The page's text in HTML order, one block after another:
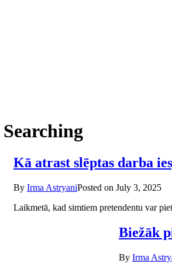
Kā atrast slēptas darba
By Irma AstryaniPosted on July 3, 2025
Laikmetā, kad simtiem pretendentu var
Biežāk
By Irma